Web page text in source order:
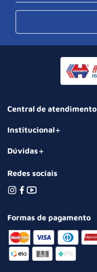
Central de atendimento
Institucional
Dúvidas
Redes sociais
Formas de pagamento